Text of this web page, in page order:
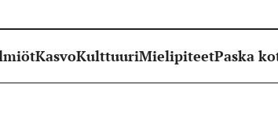
KasvoKulttuuriMielipiteetPaska